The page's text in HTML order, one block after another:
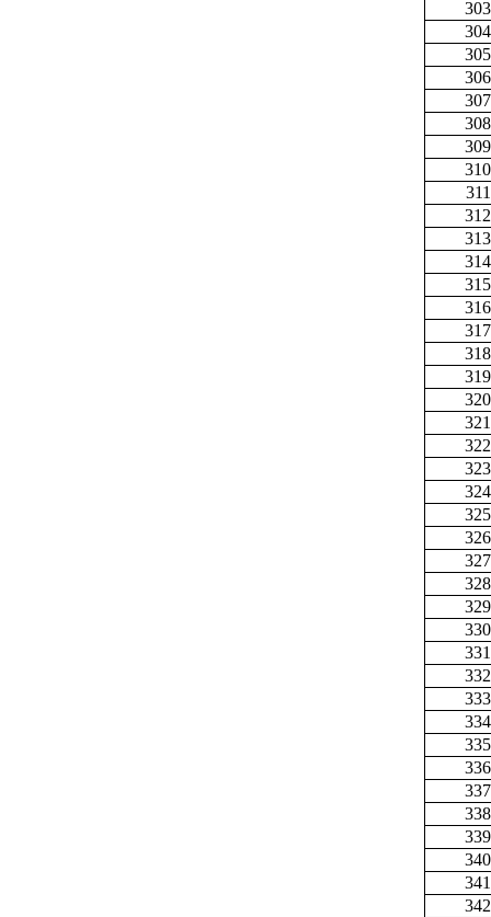
303
304
305
306
307
308
309
310
311
312
313
314
315
316
317
318
319
320
321
322
323
324
325
326
327
328
329
330
331
332
333
334
335
336
337
338
339
340
341
342